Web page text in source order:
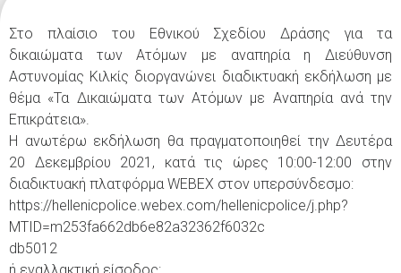
Στο πλαίσιο του Εθνικού Σχεδίου Δράσης για τα
δικαιώματα των Ατόμων με αναπηρία η Διεύθυνση
Αστυνομίας Κιλκίς διοργανώνει διαδικτυακή εκδήλωση με
θέμα «Τα Δικαιώματα των Ατόμων με Αναπηρία ανά την
Επικράτεια».
Η ανωτέρω εκδήλωση θα πραγματοποιηθεί την Δευτέρα
20 Δεκεμβρίου 2021, κατά τις ώρες 10:00-12:00 στην
διαδικτυακή πλατφόρμα WEBEX στον υπερσύνδεσμο:
https://hellenicpolice.webex.com/hellenicpolice/j.php?
MTID=m253fa662db6e82a32362f6032c
db5012
ή εναλλακτική είσοδος: